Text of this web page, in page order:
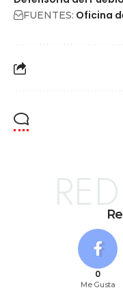
FUENTES: Oficina
0
Me Gusta